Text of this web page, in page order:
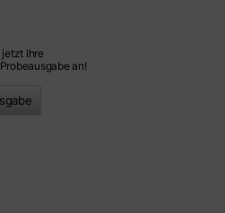
jetzt Ihre
an!